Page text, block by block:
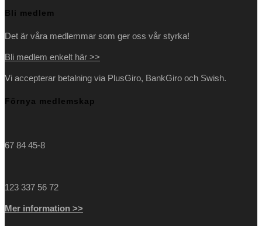
Bli medlem
Det är våra medlemmar som ger oss vår styrka!
Bli medlem enkelt här >>
Vi accepterar betalning via PlusGiro, BankGiro och Swish.
Förnya medlemskap
67 84 45-8
123 337 56 72
Mer information >>